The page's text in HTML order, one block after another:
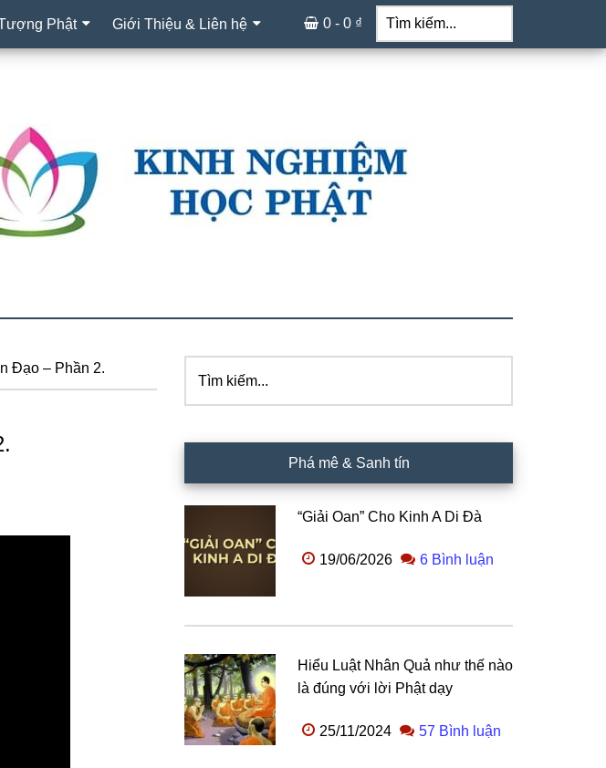
Phật Giới Thiệu & Liên hệ
Tìm
kiếm...
0 - 0 ₫
Đạo – Phần 2.
Sidebar
chính
kiếm...
Phá mê & Sanh tín
“Giải Oan” Cho Kinh A Di Đà
19/06/2026 6 Bình luận
Hiểu Luật Nhân Quả như thế nào
là đúng với lời Phật dạy
25/11/2024 57 Bình luận